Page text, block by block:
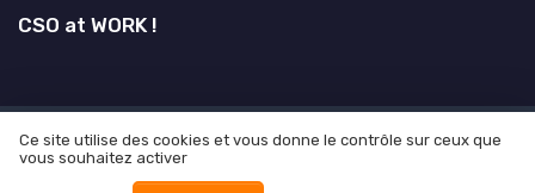
CSO at WORK !
Mentions légales Politique de confidentialité
Grande
Enquête 2026 sur l'IA et la leadgen
Ce site utilise des cookies et vous donne le contrôle sur ceux que
vous souhaitez activer